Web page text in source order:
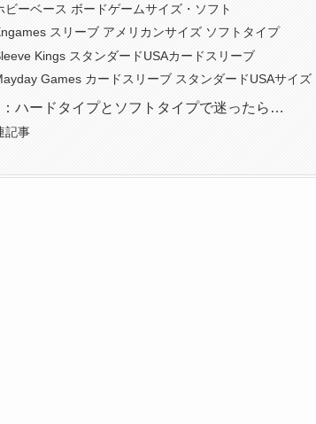
ーベース ボードゲームサイズ・ソフト
スリーブ アメリカンサイズ ソフトタイプ
Kings スタンダードUSAカードスリーブ
Games カードスリーブ スタンダードUSAサイズ
ハードタイプとソフトタイプで迷ったら…
記事